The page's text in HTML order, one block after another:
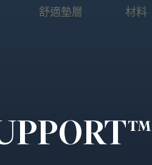
舒適墊層 材料